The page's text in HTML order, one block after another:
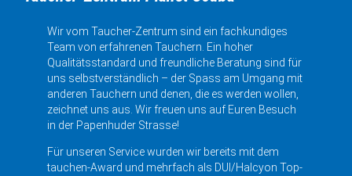
Wir vom Taucher-Zentrum sind ein fachkundiges
Team von erfahrenen Tauchern. Ein hoher
Qualitätsstandard und freundliche Beratung sind für
uns selbstverständlich – der Spass am Umgang mit
anderen Tauchern und denen, die es werden wollen,
zeichnet uns aus. Wir freuen uns auf Euren Besuch
in der Papenhuder Strasse!
Für unseren Service wurden wir bereits mit dem
tauchen-Award und mehrfach als DUI/Halcyon Top-